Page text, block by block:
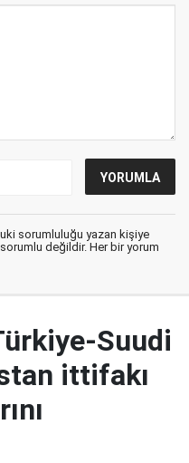
sorumluluğu yazan kişiye
değildir. Her bir yorum
Suudi
ittifakı